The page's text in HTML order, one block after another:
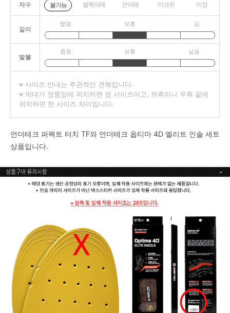
자수 불가능 발목아래 끈아래 마크위 미정
길이
짧음 보통 김
발볼
좁음 보통 넓음
※ 사이즈 안내는 주관적인 견해입니다.
※ 막대가 정중앙에 위치하면 정 사이즈이고, 좌측이나 우측 끝에
위치하면 한 사이즈 차이입니다.
언더테크 퍼펙트 터치 TF와 언더테크 옵티마 4D 엘리트 인솔 세트
상품입니다.